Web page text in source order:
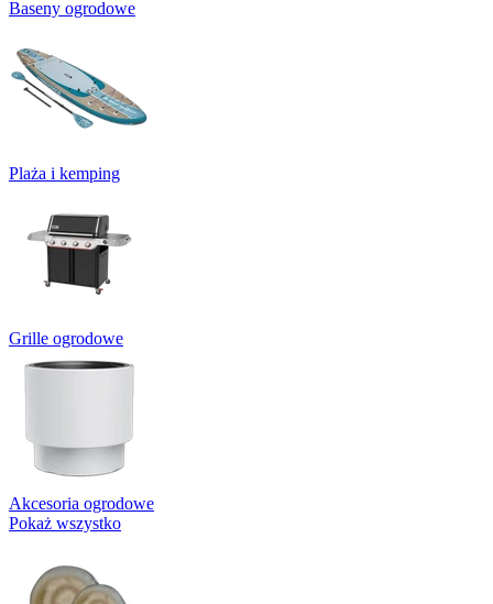
Baseny ogrodowe
Plaża i kemping
Grille ogrodowe
Akcesoria ogrodowe
Pokaż wszystko